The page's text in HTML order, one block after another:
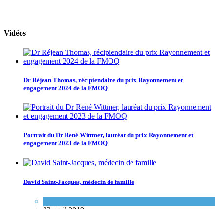
Vidéos
Dr Réjean Thomas, récipiendaire du prix Rayonnement et
engagement 2024 de la FMOQ
Portrait du Dr René Wittmer, lauréat du prix Rayonnement et
engagement 2023 de la FMOQ
David Saint-Jacques, médecin de famille